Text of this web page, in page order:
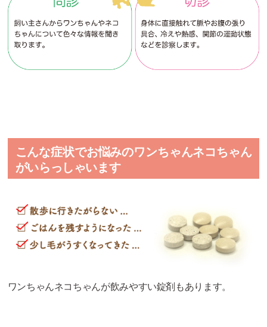
こんな症状でお悩みのワンちゃんネコちゃん
がいらっしゃいます
ワンちゃんネコちゃんが飲みやすい錠剤もあります。